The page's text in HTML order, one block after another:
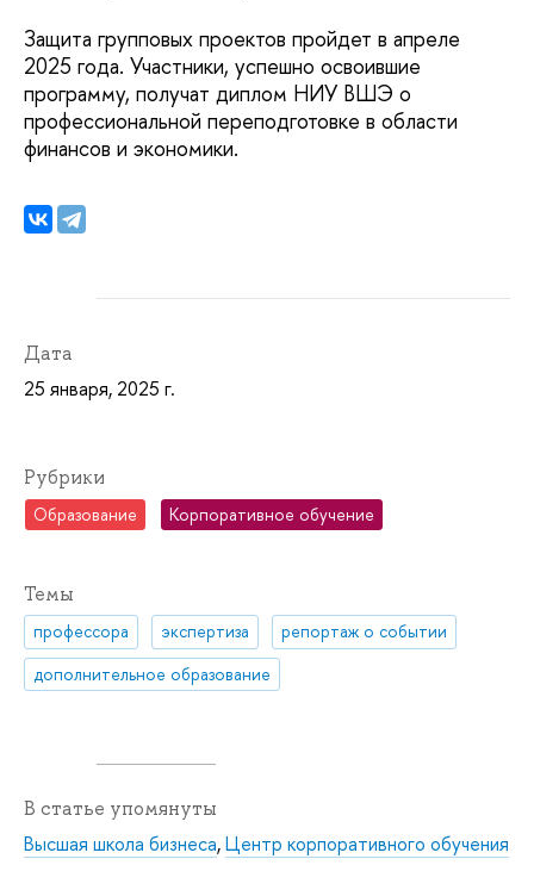
Защита групповых проектов пройдет в апреле
2025 года. Участники, успешно освоившие
программу, получат диплом НИУ ВШЭ о
профессиональной переподготовке в области
финансов и экономики.
Дата
25 января, 2025 г.
Рубрики
Образование Корпоративное обучение
Темы
профессора экспертиза
репортаж о событии
дополнительное образование
В статье упомянуты
Высшая школа бизнеса,Центр корпоративного обучения